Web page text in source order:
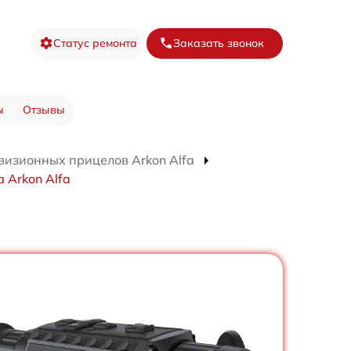
Статус ремонта Заказать звонок
Отзывы
прицелов Arkon Alfa
Arkon Alfa